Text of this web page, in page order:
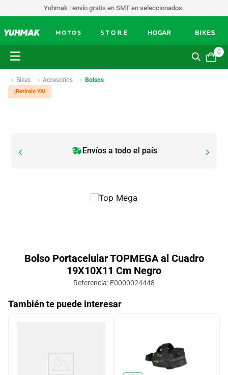
Yuhmak | envío gratis en SMT en seleccionados.
0
Bikes Accesorios Bolsos
¡Retíralo YA!
Envíos a todo el país
Bolso Portacelular TOPMEGA al Cuadro
19X10X11 Cm Negro
Referencia: E0000024448
También te puede interesar